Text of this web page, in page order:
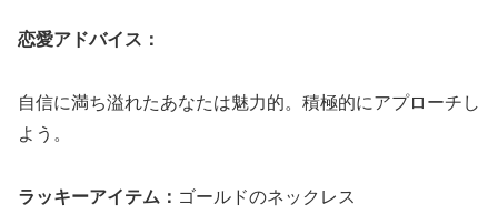
恋愛アドバイス：
自信に満ち溢れたあなたは魅力的。積極的にアプローチし
よう。
ラッキーアイテム： ゴールドのネックレス